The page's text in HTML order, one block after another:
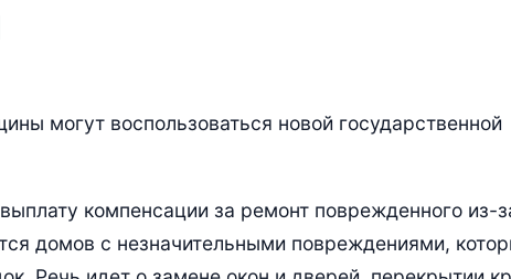
могут воспользоваться новой государственной
компенсации за ремонт поврежденного из-
домов с незначительными повреждениями,